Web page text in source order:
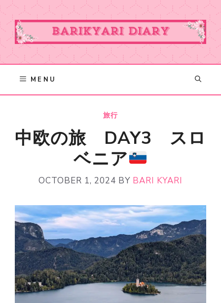
Skip
to
content
MENU
旅行
中欧の旅 DAY3 スロ
ベニア
OCTOBER 1, 2024 BY BARI KYARI